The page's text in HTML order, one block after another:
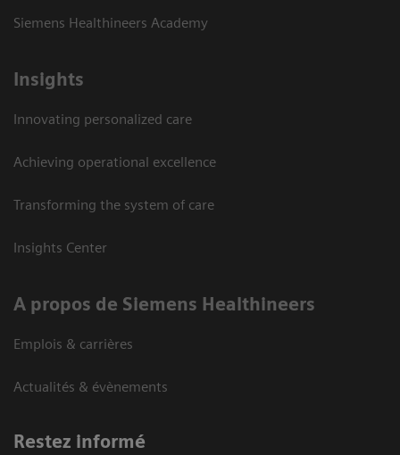
Siemens Healthineers Academy
Insights
Innovating personalized care
Achieving operational excellence
Transforming the system of care
Insights Center
A propos de Siemens Healthineers
Emplois & carrières
Actualités & évènements
Restez informé